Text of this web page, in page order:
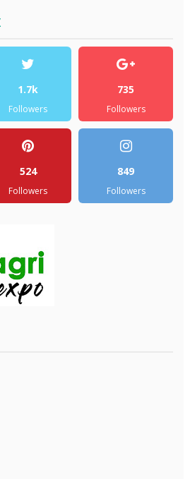
1.7k
Followers
735
Followers
524
Followers
849
Followers